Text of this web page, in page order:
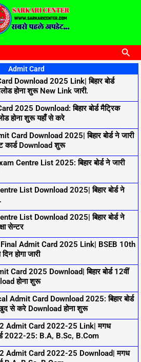
Admit Card
Download 2025 Link| बिहार बोर्ड
होना शुरू New Link जारी.
2025 Download: बिहार बोर्ड मैट्रिक
होना शुरू यहाँ से करे
Download 2025| बिहार बोर्ड ने जारी
कार्ड Download शुरू
Centre List 2025: बिहार बोर्ड ने जारी
List Download 2025| बिहार बोर्ड ने
List Download 2025| बिहार बोर्ड ने
सेन्टर
Admit Card 2025 Link| BSEB 10th
होगा जारी
2025 Download| बिहार बोर्ड 12वीं
होना शुरू
Card Download 2025: बिहार बोर्ड
खुद से करे Download होना शुरू
Admit Card 2022-25 Link| मगध
2022-25: B.A, B.Sc, B.Com
Admit Card 2022-25 Download| मगध
P
a
g
e
P
a
g
e
P
a
g
e
P
a
g
e
P
a
g
e